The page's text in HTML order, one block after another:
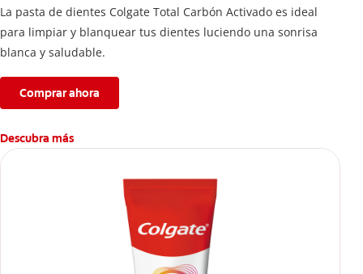
La pasta de dientes Colgate Total Carbón Activado es ideal
para limpiar y blanquear tus dientes luciendo una sonrisa
blanca y saludable.
Comprar ahora
Descubra más